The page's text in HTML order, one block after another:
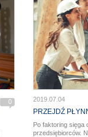
0 2019.07.04
PRZEJDŹ
Po faktoring sięga
przedsiębiorców.